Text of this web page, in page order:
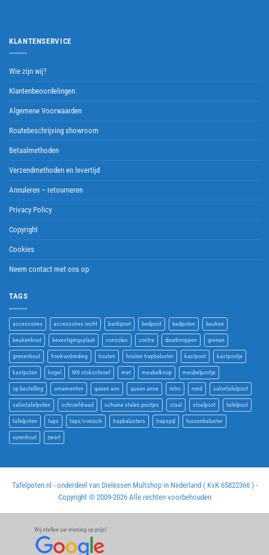
KLANTENSERVICE
Wie zijn wij?
Klantenbeoordelingen
Algemene Voorwaarden
Routebeschrijving showroom
Betaalmethoden
Verzendmethoden en levertijd
Annuleren – retourneren
Privacy Policy
Copyright
Cookies
Neem contact met ons op
TAGS
accessoires accessoires recht bankpoot bedpoot bedpoten beuken
beukenhout bevestigingsplaat consoles contra deurknoppen grenen
grenenhout hoekverbinding houten houten trapbaluster kastpoot kastpootje
kastpoten kegel M8 stokschroef met meubelknop meubelpootje
op bestelling ornamenten queen ann queen anne retro rond salontafelpoot
salontafelpoten schroefdraad schuine stalen pootjes staal stoelpoot tafelpoot
tafelpoten taps taps/conisch trapbalusters trapspijl tussenbaluster
vurenhout zwart
Tafelpoten.nl - onderdeel van Dielessen Multshop in Nederland ( KvK 65822366 ) -
Copyright © 2009-2026 Alle rechten voorbehouden
Wij stellen uw mening op prijs!